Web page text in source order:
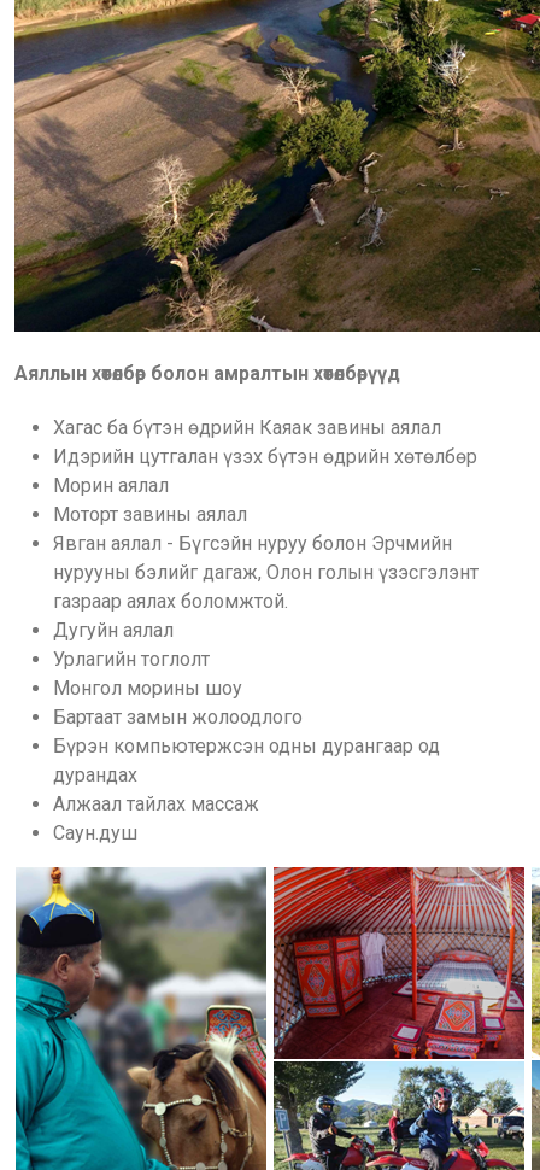
Аяллын хөтөлбөр болон амралтын хөтөлбөрүүд
Хагас ба бүтэн өдрийн Каяак завины аялал
Идэрийн цутгалан үзэх бүтэн өдрийн хөтөлбөр
Морин аялал
Моторт завины аялал
Явган аялал - Бүгсэйн нуруу болон Эрчмийн
нурууны бэлийг дагаж, Олон голын үзэсгэлэнт
газраар аялах боломжтой.
Дугуйн аялал
Урлагийн тоглолт
Монгол морины шоу
Бартаат замын жолоодлого
Бүрэн компьютержсэн одны дурангаар од
дурандах
Алжаал тайлах массаж
Саун.душ